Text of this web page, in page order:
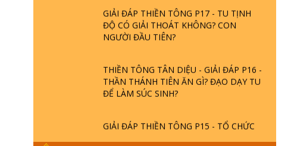
GIẢI ĐÁP THIỀN TÔNG P17 - TU TỊNH
ĐỘ CÓ GIẢI THOÁT KHÔNG? CON
NGƯỜI ĐẦU TIÊN?
THIỀN TÔNG TÂN DIỆU - GIẢI ĐÁP P16 -
THẦN THÁNH TIÊN ĂN GÌ? ĐẠO DẠY TU
ĐỂ LÀM SÚC SINH?
GIẢI ĐÁP THIỀN TÔNG P15 - TỔ CHỨC
LOÀI CÔ HỒN - GIÁO LÝ ĐẠO PHẬT KHI
NÀO XUẤT BẢN